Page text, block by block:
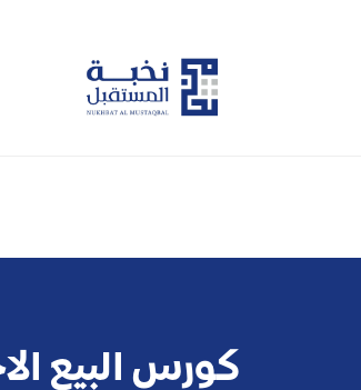
كورس البيع